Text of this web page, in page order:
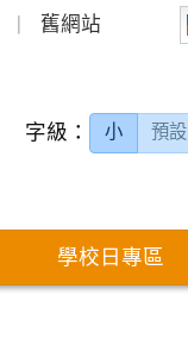
舊網站
字級： 小 預設
學校日專區